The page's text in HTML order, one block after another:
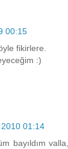
00:15
fikirlere.
:)
01:14
bayıldım